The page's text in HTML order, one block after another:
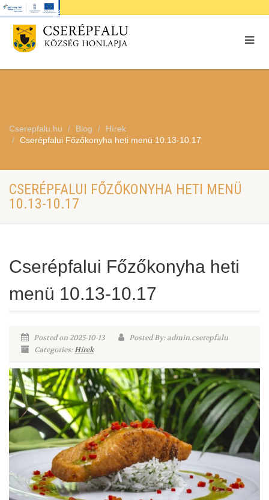
Cserepfalu.hu Blog
Hírek
Cserépfalui Főzőkonyha heti menü 10.13-10.17
CSERÉPFALUI FŐZŐKONYHA HETI MENÜ
10.13-10.17
Cserépfalui Főzőkonyha heti
menü 10.13-10.17
Posted on 2025-10-13
Posted By: admin.cserepfalu
Categories:Hírek